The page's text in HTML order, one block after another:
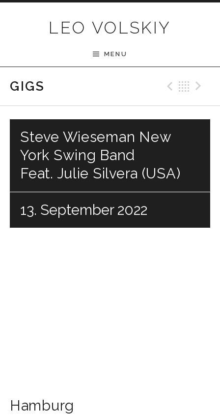
LEO VOLSKIY
MENU
GIGS
Steve Wieseman New
York Swing Band
Feat. Julie Silvera (USA)
13. September 2022
Hamburg